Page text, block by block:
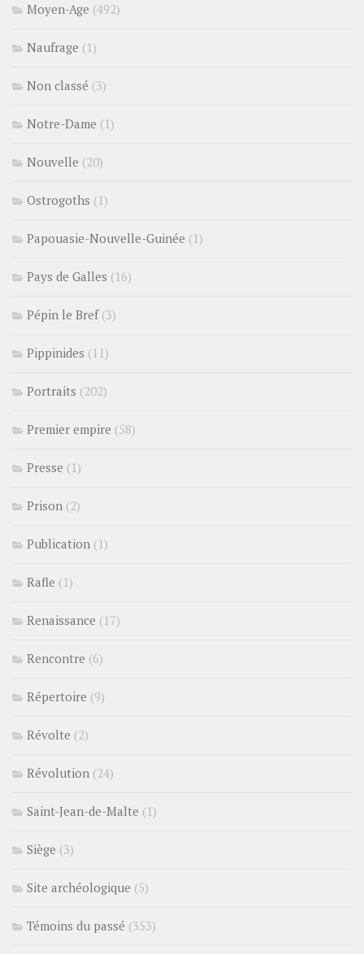
Moyen-Age (492)
Naufrage (1)
Non classé (3)
Notre-Dame (1)
Nouvelle (20)
Ostrogoths (1)
Papouasie-Nouvelle-Guinée (1)
Pays de Galles (16)
Pépin le Bref(3)
Pippinides (11)
Portraits (202)
Premier empire (58)
Presse (1)
Prison (2)
Publication (1)
Rafle (1)
Renaissance (17)
Rencontre (6)
Répertoire (9)
Révolte (2)
Révolution (24)
Saint-Jean-de-Malte (1)
Siège (3)
Site archéologique (5)
Témoins du passé (353)